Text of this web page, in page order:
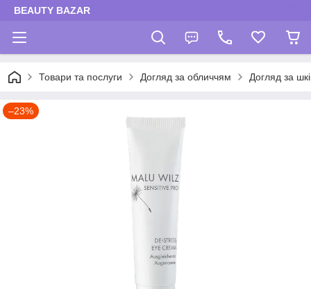
BEAUTY BAZAR
Товари та послуги Догляд за обличчям Догляд за
–23%